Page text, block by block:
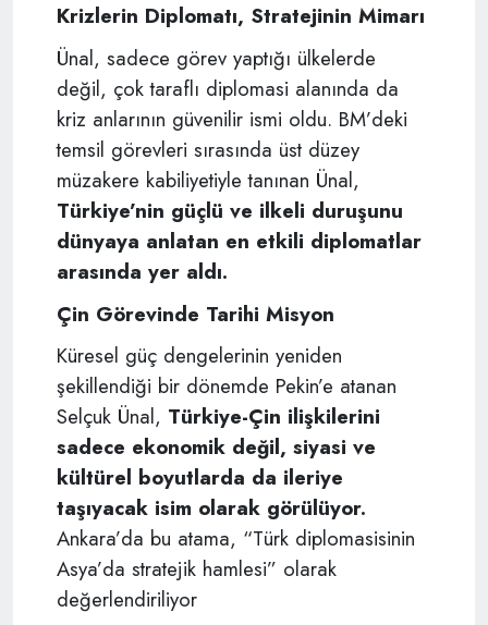
Krizlerin Diplomatı, Stratejinin Mimarı
Ünal, sadece görev yaptığı ülkelerde
değil, çok taraflı diplomasi alanında da
kriz anlarının güvenilir ismi oldu. BM’deki
temsil görevleri sırasında üst düzey
müzakere kabiliyetiyle tanınan Ünal,
Türkiye’nin güçlü ve ilkeli duruşunu
dünyaya anlatan en etkili diplomatlar
arasında yer aldı.
Çin Görevinde Tarihi Misyon
Küresel güç dengelerinin yeniden
şekillendiği bir dönemde Pekin’e atanan
Selçuk Ünal, Türkiye-Çin ilişkilerini
sadece ekonomik değil, siyasi ve
kültürel boyutlarda da ileriye
taşıyacak isim olarak görülüyor.
Ankara’da bu atama, “Türk diplomasisinin
Asya’da stratejik hamlesi” olarak
değerlendiriliyor